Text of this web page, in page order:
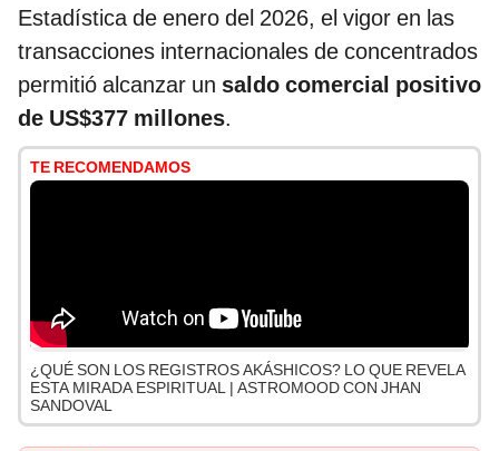
Estadística de enero del 2026, el vigor en las
transacciones internacionales de concentrados
permitió alcanzar un saldo comercial positivo
de US$377 millones.
TE RECOMENDAMOS
¿QUÉ SON LOS REGISTROS AKÁSHICOS? LO QUE REVELA
ESTA MIRADA ESPIRITUAL | ASTROMOOD CON JHAN
SANDOVAL